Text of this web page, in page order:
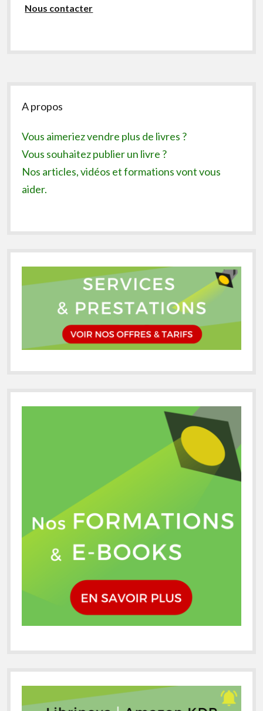
Nous contacter
Sidebar
A propos
Vous aimeriez vendre plus de livres ?
Vous souhaitez publier un livre ?
Nos articles, vidéos et formations vont vous
aider.